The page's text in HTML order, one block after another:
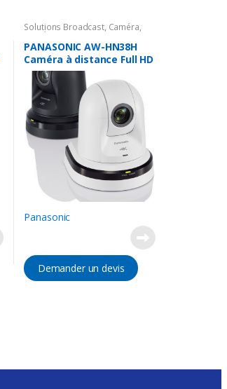
Solutions Broadcast, Caméra,
Caméra PTZ
PANASONIC AW-HN38H
Caméra à distance Full HD
Panasonic
Demander un devis